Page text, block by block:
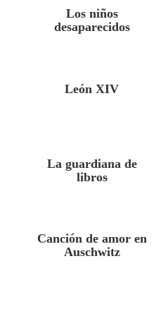
Los niños
desaparecidos
León XIV
La guardiana de
libros
Canción de amor en
Auschwitz